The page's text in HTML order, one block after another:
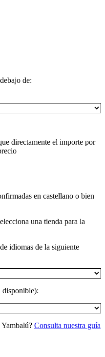
de:
directamente el importe por
en castellano o bien
una tienda para la
idiomas de la siguiente
disponible):
Yambalú? Consulta nuestra guía